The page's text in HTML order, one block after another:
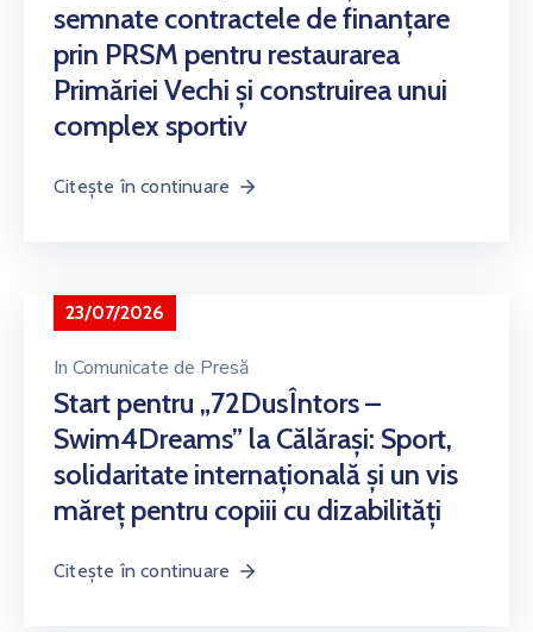
semnate contractele de finanțare
prin PRSM pentru restaurarea
Primăriei Vechi și construirea unui
complex sportiv
Citește în continuare
23/07/2026
In Comunicate de Presă
Start pentru „72DusÎntors –
Swim4Dreams” la Călărași: Sport,
solidaritate internațională și un vis
măreț pentru copiii cu dizabilități
Citește în continuare